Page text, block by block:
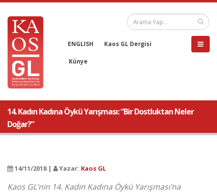
ENGLISH Kaos GL Dergisi
Künye
14. Kadın Kadına Öykü Yarışması: “Bir Dostluktan Neler
Doğar?”
14/11/2018 | Yazar: Kaos GL
Kaos GL’nin 14. Kadın Kadına Öykü Yarışması’na